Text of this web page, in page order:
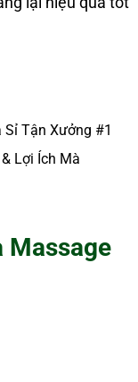
Sỉ Tận Xưởng #1
Lợi Ích Mà
Massage